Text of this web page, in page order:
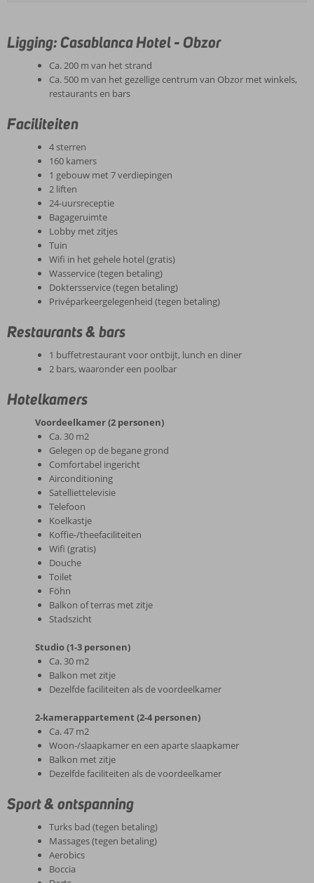
Ligging: Casablanca Hotel - Obzor
Ca. 200 m van het strand
Ca. 500 m van het gezellige centrum van Obzor met winkels,
restaurants en bars
Faciliteiten
4 sterren
160 kamers
1 gebouw met 7 verdiepingen
2 liften
24-uursreceptie
Bagageruimte
Lobby met zitjes
Tuin
Wifi in het gehele hotel (gratis)
Wasservice (tegen betaling)
Doktersservice (tegen betaling)
Privéparkeergelegenheid (tegen betaling)
Restaurants & bars
1 buffetrestaurant voor ontbijt, lunch en diner
2 bars, waaronder een poolbar
Hotelkamers
Voordeelkamer (2 personen)
Ca. 30 m2
Gelegen op de begane grond
Comfortabel ingericht
Airconditioning
Satelliettelevisie
Telefoon
Koelkastje
Koffie-/theefaciliteiten
Wifi (gratis)
Douche
Toilet
Föhn
Balkon of terras met zitje
Stadszicht
Studio (1-3 personen)
Ca. 30 m2
Balkon met zitje
Dezelfde faciliteiten als de voordeelkamer
2-kamerappartement (2-4 personen)
Ca. 47 m2
Woon-/slaapkamer en een aparte slaapkamer
Balkon met zitje
Dezelfde faciliteiten als de voordeelkamer
Sport & ontspanning
Turks bad (tegen betaling)
Massages (tegen betaling)
Aerobics
Boccia